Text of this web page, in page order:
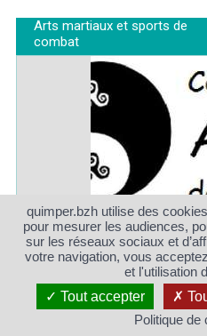
Arts martiaux et sports de
combat
Aïkido
Art martial non violent et
En savoir plus
quimper.bzh utilise des
pour mesurer les audiences,
sur les réseaux sociaux et
votre navigation, vous
et l'utilisation
Tout accepter
Politique de